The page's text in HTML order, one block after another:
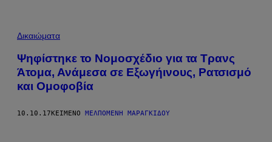
Δικαιώματα
Ψηφίστηκε το Νομοσχέδιο για τα Τρανς
Άτομα, Ανάμεσα σε Εξωγήινους, Ρατσισμό
και Ομοφοβία
10.10.17 ΚΕΊΜΕΝΟ ΜΕΛΠΟΜΈΝΗ ΜΑΡΑΓΚΊΔΟΥ